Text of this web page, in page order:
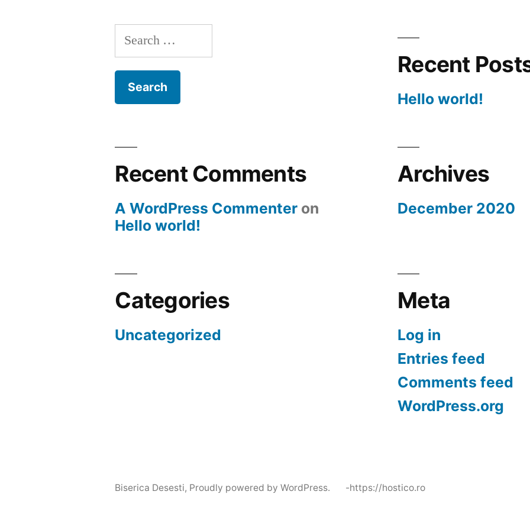
Search
for:
Recent
Hello world!
Recent Comments
A WordPress Commenter on
Hello world!
Archives
December 2020
Categories
Uncategorized
Meta
Log in
Entries feed
Comments feed
WordPress.org
Biserica Desesti, Proudly powered by WordPress. -https://hostico.ro